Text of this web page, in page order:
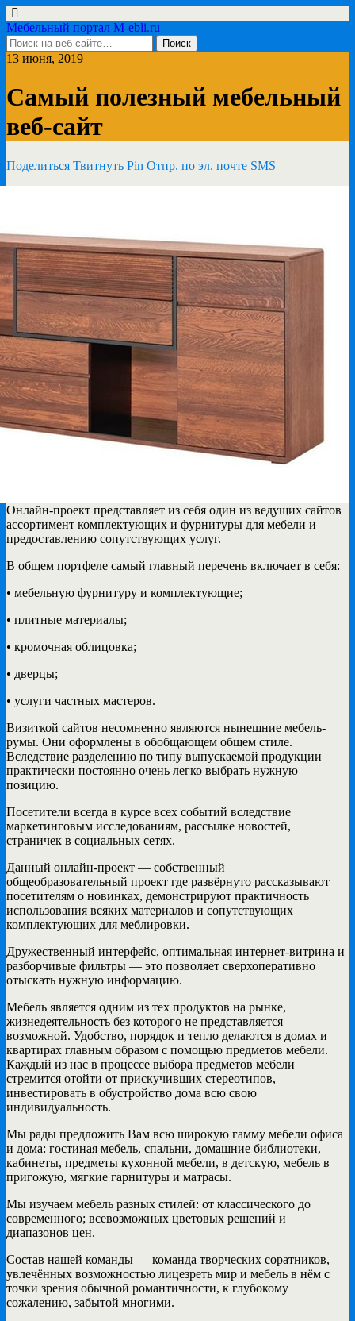
Мебельный портал M-ebli.ru
13 июня, 2019
Самый полезный мебельный
веб-сайт
Поделиться Твитнуть Pin Отпр. по эл. почте SMS
Онлайн-проект представляет из себя один из ведущих сайтов
ассортимент комплектующих и фурнитуры для мебели и
предоставлению сопутствующих услуг.
В общем портфеле самый главный перечень включает в себя:
• мебельную фурнитуру и комплектующие;
• плитные материалы;
• кромочная облицовка;
• дверцы;
• услуги частных мастеров.
Визиткой сайтов несомненно являются нынешние мебель-
румы. Они оформлены в обобщающем общем стиле.
Вследствие разделению по типу выпускаемой продукции
практически постоянно очень легко выбрать нужную
позицию.
Посетители всегда в курсе всех событий вследствие
маркетинговым исследованиям, рассылке новостей,
страничек в социальных сетях.
Данный онлайн-проект — собственный
общеобразовательный проект где развёрнуто рассказывают
посетителям о новинках, демонстрируют практичность
использования всяких материалов и сопутствующих
комплектующих для меблировки.
Дружественный интерфейс, оптимальная интернет-витрина и
разборчивые фильтры — это позволяет сверхоперативно
отыскать нужную информацию.
Мебель является одним из тех продуктов на рынке,
жизнедеятельность без которого не представляется
возможной. Удобство, порядок и тепло делаются в домах и
квартирах главным образом с помощью предметов мебели.
Каждый из нас в процессе выбора предметов мебели
стремится отойти от прискучивших стереотипов,
инвестировать в обустройство дома всю свою
индивидуальность.
Мы рады предложить Вам всю широкую гамму мебели офиса
и дома: гостиная мебель, спальни, домашние библиотеки,
кабинеты, предметы кухонной мебели, в детскую, мебель в
пригожую, мягкие гарнитуры и матрасы.
Мы изучаем мебель разных стилей: от классического до
современного; всевозможных цветовых решений и
диапазонов цен.
Состав нашей команды — команда творческих соратников,
увлечённых возможностью лицезреть мир и мебель в нём с
точки зрения обычной романтичности, к глубокому
сожалению, забытой многими.